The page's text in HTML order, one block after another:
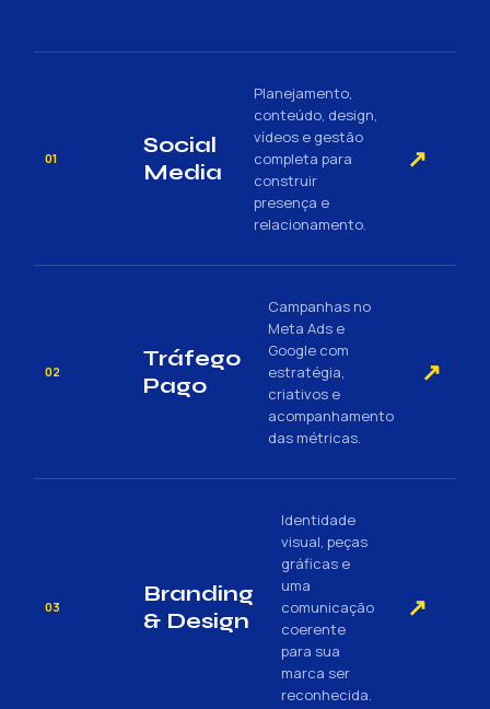
01
Social
Media
Planejamento,
conteúdo, design,
vídeos e gestão
completa para
construir
presença e
relacionamento.
↗
02
Tráfego
Pago
Campanhas no
Meta Ads e
Google com
estratégia,
criativos e
acompanhamento
das métricas.
↗
03
Branding
& Design
Identidade
visual, peças
gráficas e
uma
comunicação
coerente
para sua
marca ser
reconhecida.
↗